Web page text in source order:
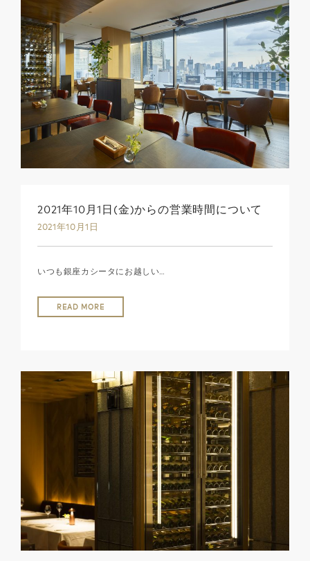
2021年10月1日(金)からの営業時間について
2021年10月1日
いつも銀座カシータにお越しい…
READ MORE